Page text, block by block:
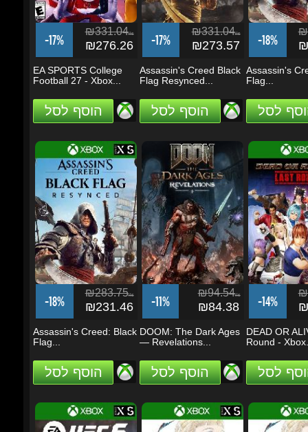
EA SPORTS College
Football 27 - Xbox...
הוסף לסל
Assassin's Creed Black
Flag Resynced...
הוסף לסל
Assassin's
Flag...
לסל
-18%
₪283.75ils
₪231.46
Assassin's Creed: Black
Flag...
הוסף לסל
-11%
₪94.54
₪84.38
DOOM: The Dark Ages
— Revelations...
הוסף לסל
-14%
DEAD OR
Round - Xbox...
לסל